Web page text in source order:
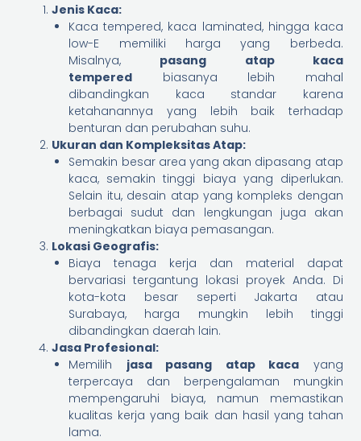
Jenis Kaca:
Kaca tempered, kaca laminated, hingga kaca
low-E memiliki harga yang berbeda.
Misalnya, pasang atap kaca
tempered biasanya lebih mahal
dibandingkan kaca standar karena
ketahanannya yang lebih baik terhadap
benturan dan perubahan suhu.
Ukuran dan Kompleksitas Atap:
Semakin besar area yang akan dipasang atap
kaca, semakin tinggi biaya yang diperlukan.
Selain itu, desain atap yang kompleks dengan
berbagai sudut dan lengkungan juga akan
meningkatkan biaya pemasangan.
Lokasi Geografis:
Biaya tenaga kerja dan material dapat
bervariasi tergantung lokasi proyek Anda. Di
kota-kota besar seperti Jakarta atau
Surabaya, harga mungkin lebih tinggi
dibandingkan daerah lain.
Jasa Profesional:
Memilih jasa pasang atap kaca yang
terpercaya dan berpengalaman mungkin
mempengaruhi biaya, namun memastikan
kualitas kerja yang baik dan hasil yang tahan
lama.